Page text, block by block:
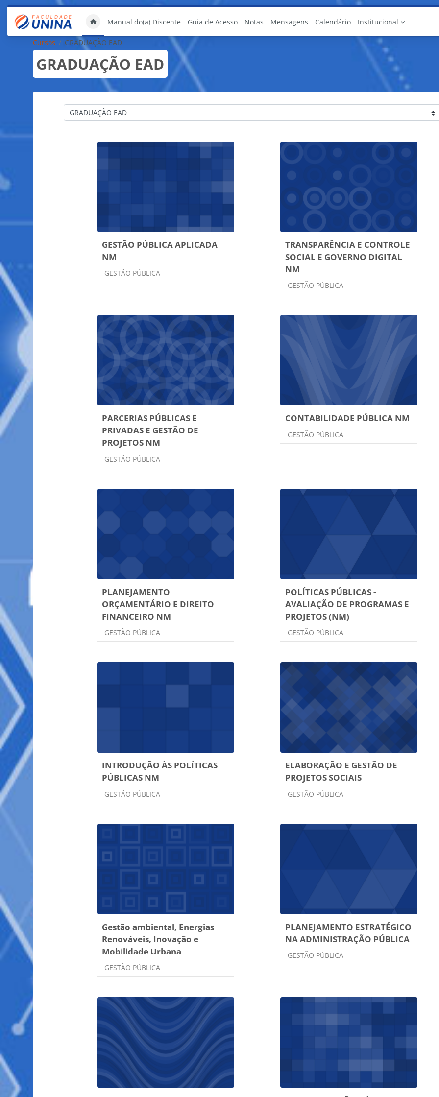
Ir para o conteúdo principal
Manual do(a) Discente
Guia de Acesso Notas Mensagens Calendário Institucional
Cursos GRADUAÇÃO EAD
GRADUAÇÃO EAD
Categorias de Cursos
GESTÃO PÚBLICA APLICADA
NM
Categoria do curso
GESTÃO PÚBLICA
TRANSPARÊNCIA E CONTROLE
SOCIAL E GOVERNO DIGITAL
NM
Categoria do curso
GESTÃO PÚBLICA
PARCERIAS PÚBLICAS E
PRIVADAS E GESTÃO DE
PROJETOS NM
Categoria do curso
GESTÃO PÚBLICA
CONTABILIDADE PÚBLICA NM
Categoria do curso
GESTÃO PÚBLICA
PLANEJAMENTO
ORÇAMENTÁRIO E DIREITO
FINANCEIRO NM
Categoria do curso
GESTÃO PÚBLICA
POLÍTICAS PÚBLICAS -
AVALIAÇÃO DE PROGRAMAS E
PROJETOS (NM)
Categoria do curso
GESTÃO PÚBLICA
INTRODUÇÃO ÀS POLÍTICAS
PÚBLICAS NM
Categoria do curso
GESTÃO PÚBLICA
ELABORAÇÃO E GESTÃO DE
PROJETOS SOCIAIS
Categoria do curso
GESTÃO PÚBLICA
Gestão ambiental, Energias
Renováveis, Inovação e
Mobilidade Urbana
Categoria do curso
GESTÃO PÚBLICA
PLANEJAMENTO ESTRATÉGICO
NA ADMINISTRAÇÃO PÚBLICA
Categoria do curso
GESTÃO PÚBLICA